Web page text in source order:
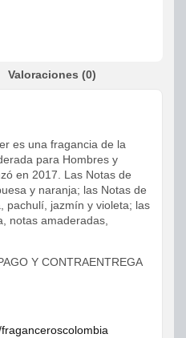
Valoraciones (0)
es una fragancia de la
para Hombres y
en 2017. Las Notas de
y naranja; las Notas de
pachulí, jazmín y violeta; las
notas amaderadas,
Y CONTRAENTREGA